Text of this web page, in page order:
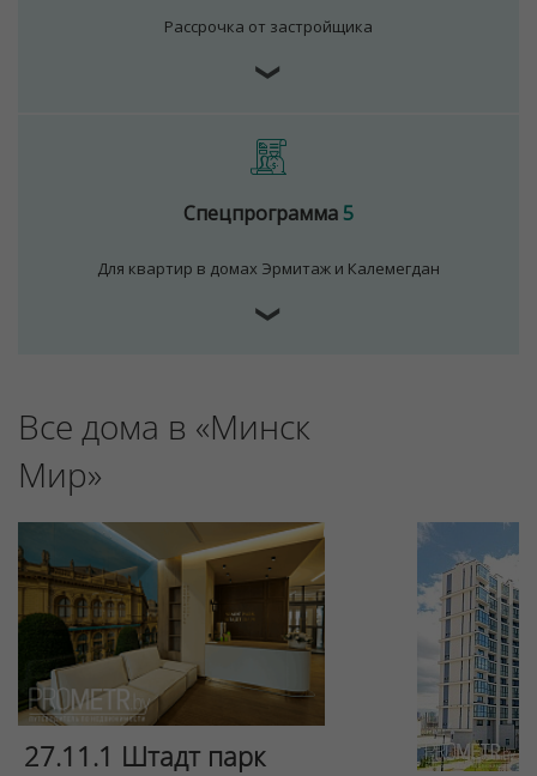
Рассрочка от застройщика
❯
Спецпрограмма5
Для квартир в домах Эрмитаж и Калемегдан
❯
Все дома в «Минск
Мир»
27.11.1 Штадт парк
Для обеспечения удобства пользователей сайта
Принять